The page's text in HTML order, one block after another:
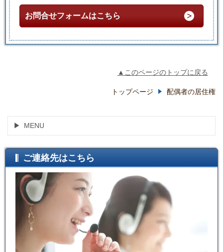
お問合せフォームはこちら
▲このページのトップに戻る
トップページ 配偶者の居住権
MENU
ご連絡先はこちら